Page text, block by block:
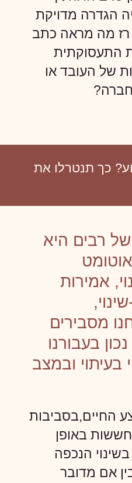
הגדרה מדויקת
רז מה מראה כתב
התעסוקתית
של העובד או
כך תנטרלו את
של רבים היא
אמירות
מסבירים
בעבורנו
בעיתוי ובמצב
החיים,בסביבות
מעורר חששות באופן
הנכפה
אם מדובר